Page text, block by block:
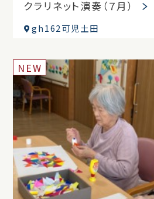
クラリネット演奏（７月）
gh162可児土田
NEW